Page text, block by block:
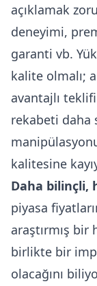
açıklamak
deneyimi,
garanti vb.
kalite olmalı;
avantajlı
rekabeti daha
kalitesine
Daha bilinçli,
piyasa
araştırmış
birlikte bir
olacağını